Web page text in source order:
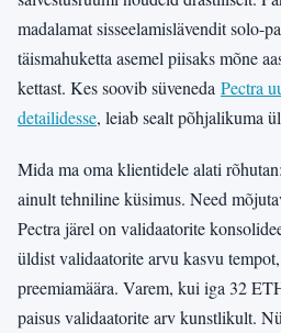
madalamat sisseelamislävendit solo-
täismahuketta asemel piisaks mõne
kettast. Kes soovib süveneda Pectra
detailidesse, leiab sealt põhjalikuma
Mida ma oma klientidele alati
ainult tehniline küsimus. Need
Pectra järel on validaatorite
üldist validaatorite arvu kasvu
preemiamäära. Varem, kui iga 32
paisus validaatorite arv kunstlikult.